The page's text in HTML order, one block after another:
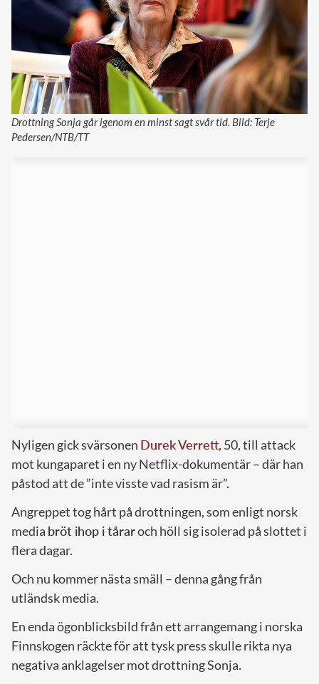
Drottning Sonja går igenom en minst sagt svår tid. Bild: Terje
Pedersen/NTB/TT
Nyligen gick svärsonen Durek Verrett, 50, till attack
mot kungaparet i en ny Netflix-dokumentär – där han
påstod att de ”inte visste vad rasism är”.
Angreppet tog hårt på drottningen, som enligt norsk
media bröt ihop i tåraroch höll sig isolerad på slottet i
flera dagar.
Och nu kommer nästa smäll – denna gång från
utländsk media.
En enda ögonblicksbild från ett arrangemang i norska
Finnskogen räckte för att tysk press skulle rikta nya
negativa anklagelser mot drottning Sonja.